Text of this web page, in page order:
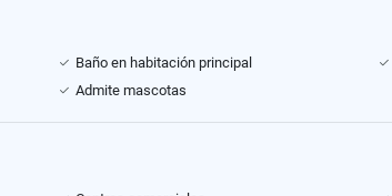
Baño en habitación principal
Admite mascotas